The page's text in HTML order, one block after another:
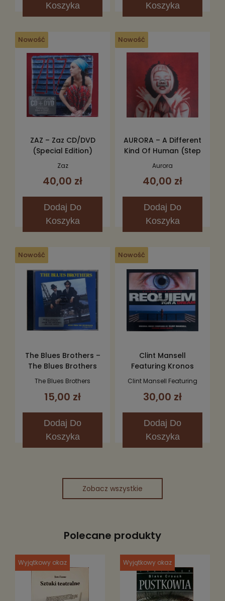
Koszyka
Koszyka
Nowość
ZAZ – Zaz CD/DVD
(Special Edition)
Zaz
40,00 zł
Dodaj Do
Koszyka
Nowość
AURORA – A Different
Kind Of Human (Step
2) CD
Aurora
40,00 zł
Dodaj Do
Koszyka
Nowość
The Blues Brothers –
The Blues Brothers
(Music From The
The Blues Brothers
15,00 zł
Dodaj Do
Koszyka
Nowość
Clint Mansell
Featuring Kronos
Quartet – Requiem
Clint Mansell Featuring
30,00 zł
Dodaj Do
Koszyka
Zobacz wszystkie
Polecane produkty
Wyjątkowy okaz Wyjątkowy okaz